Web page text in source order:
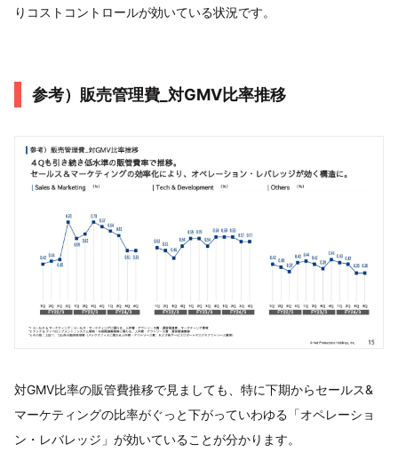
りコストコントロールが効いている状況です。
参考）販売管理費_対GMV比率推移
対GMV比率の販管費推移で見ましても、特に下期からセールス&
マーケティングの比率がぐっと下がっていわゆる「オペレーショ
ン・レバレッジ」が効いていることが分かります。